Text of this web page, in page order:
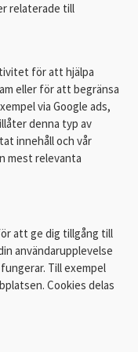
relaterade till
för att hjälpa
eller för att begränsa
via Google ads,
denna typ av
innehåll och vår
mest relevanta
att ge dig tillgång till
användarupplevelse
Till exempel
Cookies delas